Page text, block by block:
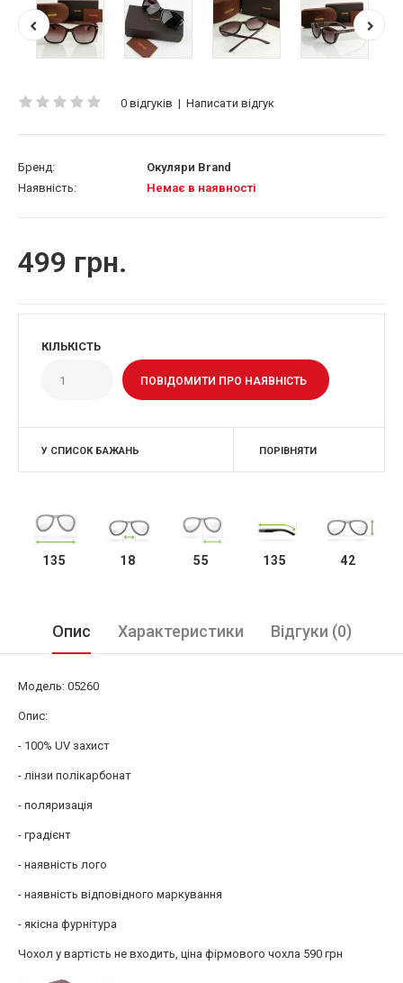
0 відгуків | Написати відгук
Бренд:
Окуляри Brand
Наявність:
Немає в наявності
499 грн.
КІЛЬКІСТЬ
ПОВІДОМИТИ ПРО НАЯВНІСТЬ
У СПИСОК БАЖАНЬ ПОРІВНЯТИ
135 18 55 135 42
Опис Характеристики Відгуки (0)
Модель: 05260
Опис:
- 100% UV захист
- лінзи полікарбонат
- поляризація
- градієнт
- наявність лого
- наявність відповідного маркування
- якісна фурнітура
Чохол у вартість не входить, ціна фірмового чохла 590 грн